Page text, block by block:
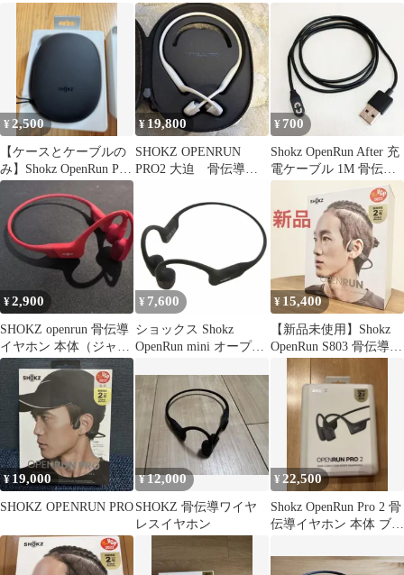
ヤホン ブラック
大迫傑 納品書付
ン SKZ-EP-000003
¥ 2,500
【ケースとケーブルの
み】Shokz OpenRun Pro
2 専用ケース
¥19,800
SHOKZ OPENRUN
PRO2 大迫 骨伝導イ
¥ 700
Shokz OpenRun After 充
電ケーブル 1M 骨伝導
¥2,900
SHOKZ openrun 骨伝導
イヤホン 本体（ジャン
ク品）
¥ 7,600
ショックス Shokz
OpenRun mini オープン
イヤレス S803 コズミ
ックブラック
¥ 15,400
【新品未使用】Shokz
OpenRun S803 骨伝導イ
¥19,000
SHOKZ OPENRUN PRO
¥12,000
SHOKZ 骨伝導ワイヤ
レスイヤホン
¥ 22,500
Shokz OpenRun Pro 2 骨
伝導イヤホン 本体 ブラ